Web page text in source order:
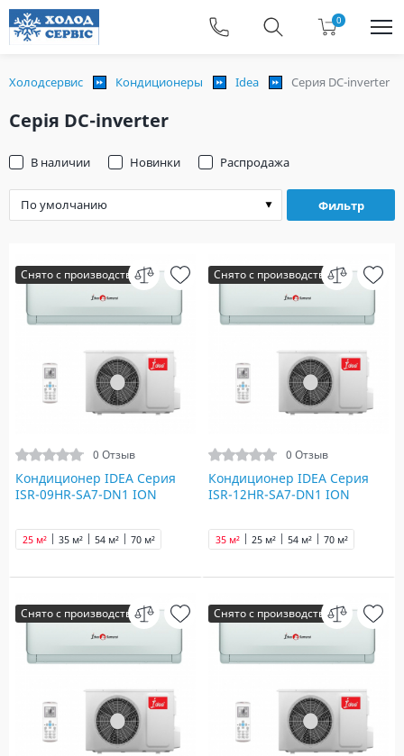
0
Холодсервис Кондиционеры Idea Серия DC-inverter
Серія DC-inverter
Фильтр
В наличии Новинки Распродажа
Снято с производства
0 Отзыв
Кондиционер IDEA Серия
ISR-09HR-SA7-DN1 ION
25 м² 35 м² 54 м² 70 м²
Снято с производства
0 Отзыв
Кондиционер IDEA Серия
ISR-12HR-SA7-DN1 ION
25 м²
35 м² 54 м² 70 м²
Снято с производства Снято с производства